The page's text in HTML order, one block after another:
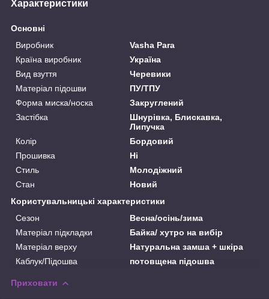
Характеристики
Основні
Виробник
Vasha Para
Країна виробник
Україна
Вид взуття
Черевики
Матеріал підошви
ПУ/ТПУ
Форма миска/носка
Закруглений
Застібка
Шнурівка, Блискавка,
Липучка
Колір
Бордовий
Прошивка
Ні
Стиль
Молодіжний
Стан
Новий
Користувальницькі характеристики
Сезон
Весна/осінь/зима
Матеріал підкладки
Байка/ хутро на вибір
Матеріал верху
Натуральна замша + шкіра
Каблук/Підошва
потовщена підошва
Приховати